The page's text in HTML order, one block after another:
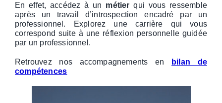
En effet, accédez à un métier qui vous ressemble
après un travail d’introspection encadré par un
professionnel.
Explorez une carrière qui vous
correspond suite à une réflexion personnelle guidée
par un professionnel.
Retrouvez nos accompagnements en
bilan de
compétences